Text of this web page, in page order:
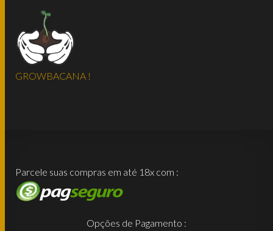
GROWBACANA !
Parcele suas compras em até 18x com :
Opções de Pagamento :